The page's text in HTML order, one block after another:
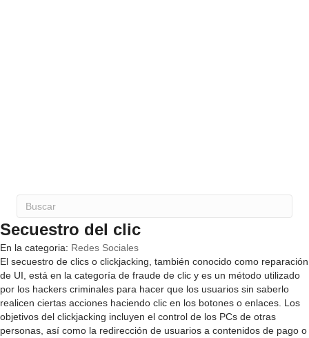
Secuestro del clic
En la categoria: Redes Sociales
El secuestro de clics o clickjacking, también conocido como reparación
de UI, está en la categoría de fraude de clic y es un método utilizado
por los hackers criminales para hacer que los usuarios sin saberlo
realicen ciertas acciones haciendo clic en los botones o enlaces. Los
objetivos del clickjacking incluyen el control de los PCs de otras
personas, así como la redirección de usuarios a contenidos de pago o